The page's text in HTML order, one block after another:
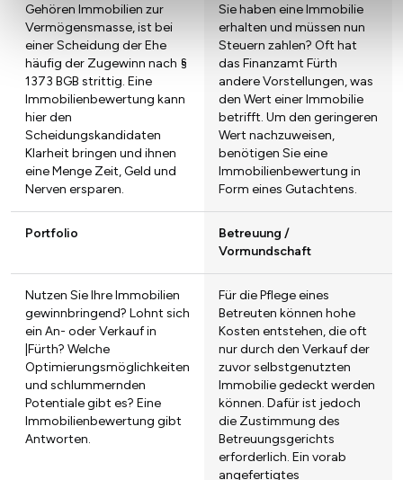
Gehören Immobilien zur
Vermögensmasse, ist bei
einer Scheidung der Ehe
häufig der Zugewinn nach §
1373 BGB strittig. Eine
Immobilienbewertung kann
hier den
Scheidungskandidaten
Klarheit bringen und ihnen
eine Menge Zeit, Geld und
Nerven ersparen.
Sie haben eine Immobilie
erhalten und müssen nun
Steuern zahlen? Oft hat
das Finanzamt Fürth
andere Vorstellungen, was
den Wert einer Immobilie
betrifft. Um den geringeren
Wert nachzuweisen,
benötigen Sie eine
Immobilienbewertung in
Form eines Gutachtens.
Portfolio
Betreuung /
Vormundschaft
Nutzen Sie Ihre Immobilien
gewinnbringend? Lohnt sich
ein An- oder Verkauf in
|Fürth? Welche
Optimierungsmöglichkeiten
und schlummernden
Potentiale gibt es? Eine
Immobilienbewertung gibt
Antworten.
Für die Pflege eines
Betreuten können hohe
Kosten entstehen, die oft
nur durch den Verkauf der
zuvor selbstgenutzten
Immobilie gedeckt werden
können. Dafür ist jedoch
die Zustimmung des
Betreuungsgerichts
erforderlich. Ein vorab
angefertigtes